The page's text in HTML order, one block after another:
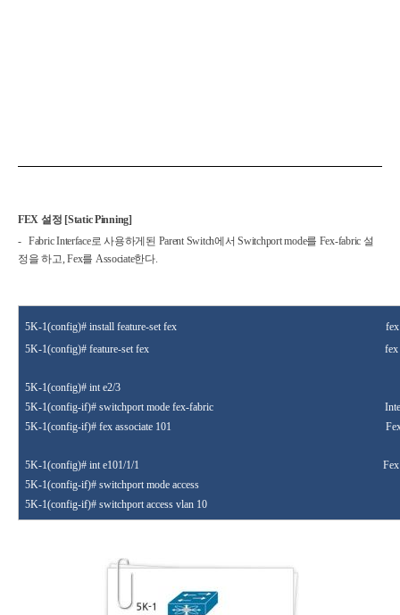
FEX 설정 [Static Pinning]
- Fabric Interface로 사용하게된 Parent Switch에서 Switchport mode를 Fex-fabric 설
정을 하고, Fex를 Associate한다.
5K-1(config)# install feature-set fex
5K-1(config)# feature-set fex fex
5K-1(config)# int e2/3
5K-1(config-if)# switchport mode fex-fabric
5K-1(config-if)# fex associate 101
5K-1(config)# int e101/1/1
5K-1(config-if)# switchport mode access
5K-1(config-if)# switchport access vlan 10